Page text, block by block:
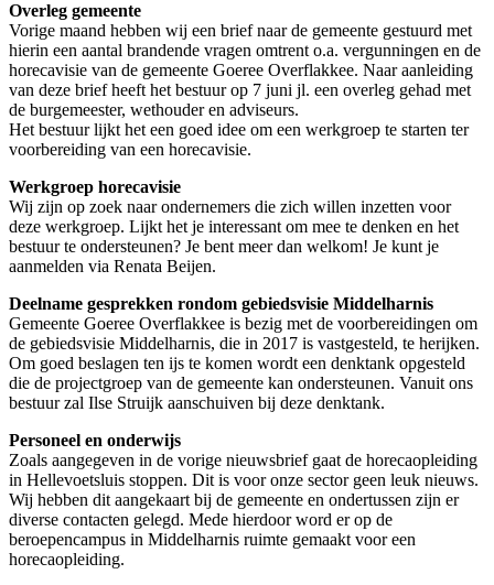
Overleg gemeente
Vorige maand hebben wij een brief naar de gemeente gestuurd met
hierin een aantal brandende vragen omtrent o.a. vergunningen en de
horecavisie van de gemeente Goeree Overflakkee. Naar aanleiding
van deze brief heeft het bestuur op 7 juni jl. een overleg gehad met
de burgemeester, wethouder en adviseurs.
Het bestuur lijkt het een goed idee om een werkgroep te starten ter
voorbereiding van een horecavisie.
Werkgroep horecavisie
Wij zijn op zoek naar ondernemers die zich willen inzetten voor
deze werkgroep. Lijkt het je interessant om mee te denken en het
bestuur te ondersteunen? Je bent meer dan welkom! Je kunt je
aanmelden via Renata Beijen.
Deelname gesprekken rondom gebiedsvisie Middelharnis
Gemeente Goeree Overflakkee is bezig met de voorbereidingen om
de gebiedsvisie Middelharnis, die in 2017 is vastgesteld, te herijken.
Om goed beslagen ten ijs te komen wordt een denktank opgesteld
die de projectgroep van de gemeente kan ondersteunen. Vanuit ons
bestuur zal Ilse Struijk aanschuiven bij deze denktank.
Personeel en onderwijs
Zoals aangegeven in de vorige nieuwsbrief gaat de horecaopleiding
in Hellevoetsluis stoppen. Dit is voor onze sector geen leuk nieuws.
Wij hebben dit aangekaart bij de gemeente en ondertussen zijn er
diverse contacten gelegd. Mede hierdoor word er op de
beroepencampus in Middelharnis ruimte gemaakt voor een
horecaopleiding.